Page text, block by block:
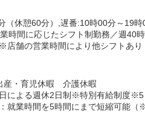
（休憩60分）,遅番:10時00分～19時
時間に応じたシフト制勤務／週40時
舗の営業時間により他シフトあり
・育児休暇 介護休暇
による週休2日制※特別有給制度
就業時間を5時間にまで短縮可能（